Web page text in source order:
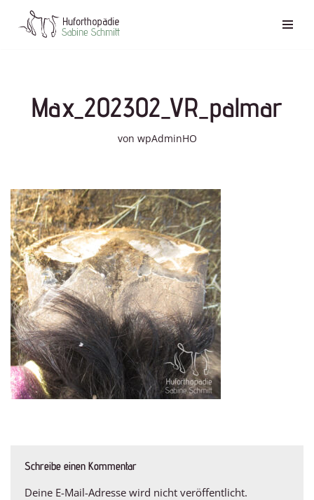
Zum
Max_202302_VR_palmar
von wpAdminHO
Schreibe einen Kommentar
Deine E-Mail-Adresse wird nicht veröffentlicht.